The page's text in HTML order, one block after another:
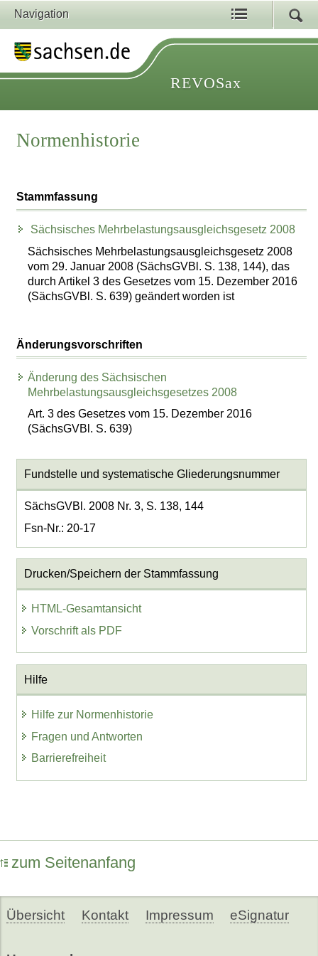
Navigation
REVOSax
Normenhistorie
Stammfassung
Sächsisches Mehrbelastungsausgleichsgesetz 2008
Sächsisches Mehrbelastungsausgleichsgesetz 2008
vom 29. Januar 2008 (SächsGVBl. S. 138, 144), das
durch Artikel 3 des Gesetzes vom 15. Dezember 2016
(SächsGVBl. S. 639) geändert worden ist
Änderungsvorschriften
Änderung des Sächsischen
Mehrbelastungsausgleichsgesetzes 2008
Art. 3 des Gesetzes vom 15. Dezember 2016
(SächsGVBl. S. 639)
Fundstelle und systematische Gliederungsnummer
SächsGVBl. 2008 Nr. 3, S. 138, 144
Fsn-Nr.: 20-17
Drucken/Speichern der Stammfassung
HTML-Gesamtansicht
Vorschrift als PDF
Hilfe
Hilfe zur Normenhistorie
Fragen und Antworten
Barrierefreiheit
zum Seitenanfang
Übersicht Kontakt Impressum eSignatur